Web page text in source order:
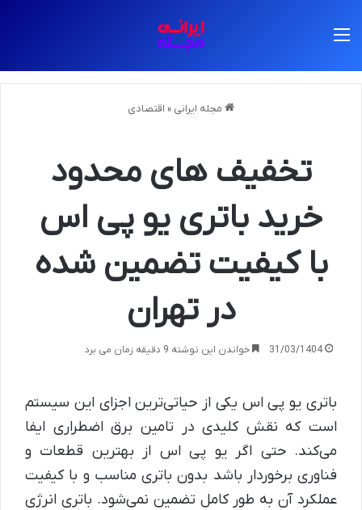
مجله ایرانی » اقتصادی
تخفیف های محدود
خرید باتری یو پی اس
با کیفیت تضمین شده
در تهران
31/03/1404 خواندن این نوشته 9 دقیقه زمان می برد
باتری یو پی اس یکی از حیاتی‌ترین اجزای این سیستم
است که نقش کلیدی در تامین برق اضطراری ایفا
می‌کند. حتی اگر یو پی اس از بهترین قطعات و
فناوری برخوردار باشد بدون باتری مناسب و با کیفیت
عملکرد آن به طور کامل تضمین نمی‌شود. باتری انرژی